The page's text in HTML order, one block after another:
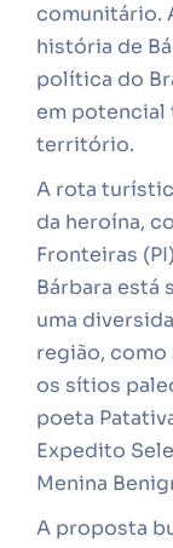
comunitário.
história de
política do
em
território.
A rota
da heroína,
Fronteiras
Bárbara está
uma
região, como
os sítios
poeta
Expedito
Menina
A proposta